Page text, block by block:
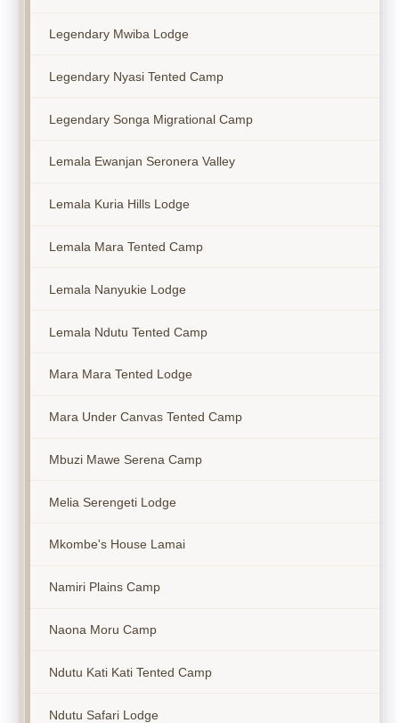
Legendary Mwiba Lodge
Legendary Nyasi Tented Camp
Legendary Songa Migrational Camp
Lemala Ewanjan Seronera Valley
Lemala Kuria Hills Lodge
Lemala Mara Tented Camp
Lemala Nanyukie Lodge
Lemala Ndutu Tented Camp
Mara Mara Tented Lodge
Mara Under Canvas Tented Camp
Mbuzi Mawe Serena Camp
Melia Serengeti Lodge
Mkombe's House Lamai
Namiri Plains Camp
Naona Moru Camp
Ndutu Kati Kati Tented Camp
Ndutu Safari Lodge